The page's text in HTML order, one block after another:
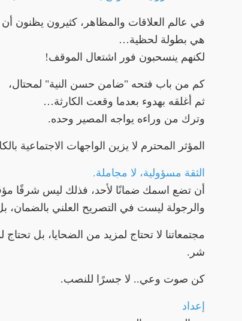
في عالم العلاقات والمظاهر، كثيرون يظنون
هي بطولة لحظية…
لكنهم ينسحبون فور اشتعال الموقف!
كم من باب فتحه "ضامن حسن النية" لمحتال،
ثم أغلقه بهدوء بعدما وقعت الكارثة…
وترك من وراءه يواجه المصير وحده.
المؤثر المحترم لا يزين الواجهات الاجتماعية
الثقة مسؤولية، لا مجاملة.
أن تضع اسمك ضمانًا لأحد، فذلك ليس شرفًا
والرجولة ليست في التصريح العلني بالضمان،
مجتمعاتنا لا تحتاج لمزيد من الضحايا، بل
شر.
كن صوت وعي.. لا جسرًا للنصب.
إعداد